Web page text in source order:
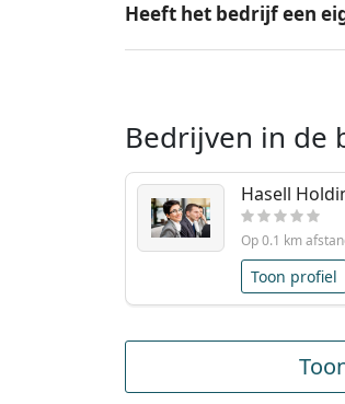
Heeft het bedrijf een
Bedrijven in de
Hasell
Op 0.1 km
Toon profiel